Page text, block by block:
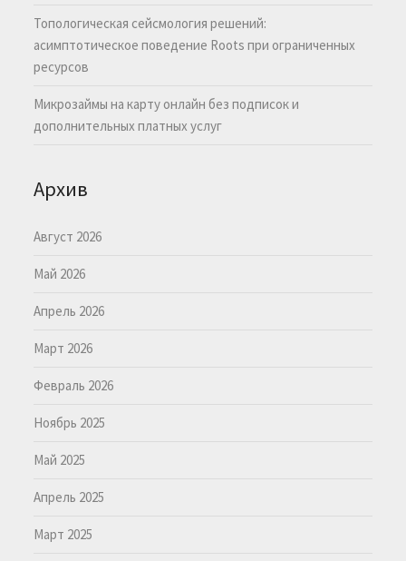
Топологическая сейсмология решений:
асимптотическое поведение Roots при ограниченных
ресурсов
Микрозаймы на карту онлайн без подписок и
дополнительных платных услуг
Архив
Август 2026
Май 2026
Апрель 2026
Март 2026
Февраль 2026
Ноябрь 2025
Май 2025
Апрель 2025
Март 2025